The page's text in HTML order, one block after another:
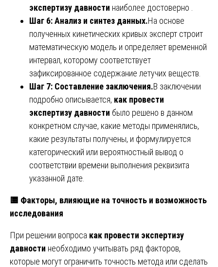
экспертизу давности наиболее достоверно .
Шаг 6: Анализ и синтез данных.На основе
полученных кинетических кривых эксперт строит
математическую модель и определяет временной
интервал, которому соответствует
зафиксированное содержание летучих веществ.
Шаг 7: Составление заключения.В заключении
подробно описывается, как провести
экспертизу давности было решено в данном
конкретном случае, какие методы применялись,
какие результаты получены, и формулируется
категорический или вероятностный вывод о
соответствии времени выполнения реквизита
указанной дате.
🟨 Факторы, влияющие на точность и возможность
исследования
При решении вопроса как провести экспертизу
давности необходимо учитывать ряд факторов,
которые могут ограничить точность метода или сделать